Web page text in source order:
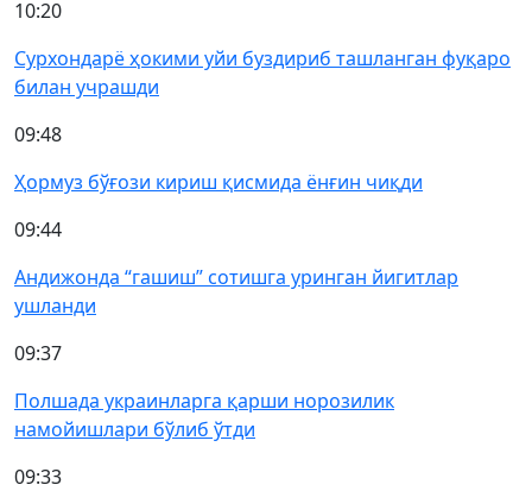
10:20
Сурхондарё ҳокими уйи буздириб ташланган фуқаро
билан учрашди
09:48
Ҳормуз бўғози кириш қисмида ёнғин чиқди
09:44
Андижонда “гашиш” сотишга уринган йигитлар
ушланди
09:37
Полшада украинларга қарши норозилик
намойишлари бўлиб ўтди
09:33